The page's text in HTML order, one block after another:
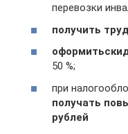
перевозки
получить
оформить
50 %;
при
получать
рублей